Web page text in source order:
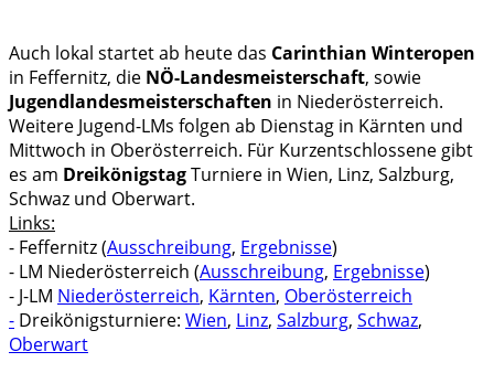
Auch lokal startet ab heute das Carinthian Winteropen
in Feffernitz, die NÖ-Landesmeisterschaft, sowie
Jugendlandesmeisterschaften in Niederösterreich.
Weitere Jugend-LMs folgen ab Dienstag in Kärnten und
Mittwoch in Oberösterreich. Für Kurzentschlossene gibt
es am DreikönigstagTurniere in Wien, Linz, Salzburg,
Schwaz und Oberwart.
Links:
- Feffernitz (Ausschreibung, Ergebnisse)
- LM Niederösterreich (Ausschreibung, Ergebnisse)
- J-LM Niederösterreich, Kärnten, Oberösterreich
- Dreikönigsturniere: Wien, Linz, Salzburg, Schwaz,
Oberwart